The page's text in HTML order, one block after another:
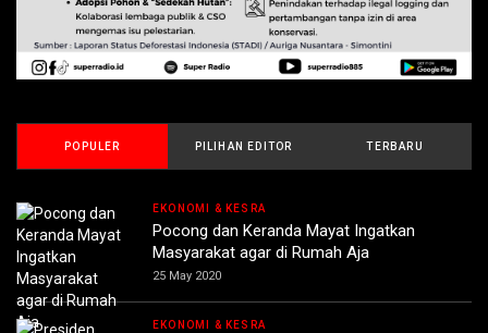
POPULER PILIHAN EDITOR TERBARU
EKONOMI & KESRA
Pocong dan Keranda Mayat Ingatkan
Masyarakat agar di Rumah Aja
25 May 2020
EKONOMI & KESRA